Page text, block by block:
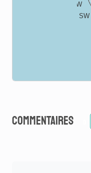
SW
WSW
Commentaires